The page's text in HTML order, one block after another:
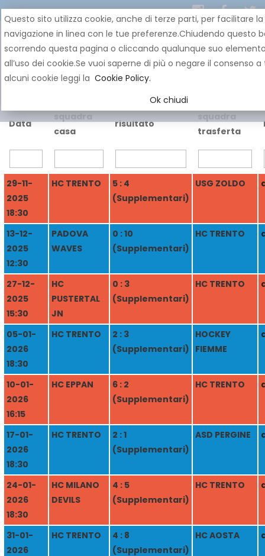
Data
squadra
casa
risultato
squadra
trasferta
29-11-
2025
18:30
HC TRENTO
5 : 4
(Supplementari)
USG ZOLDO
13-12-
2025
12:30
PADOVA
WAVES
0 : 10
(Supplementari)
HC TRENTO
27-12-
2025
15:30
HC
PUSTERTAL
JN
0 : 3
(Supplementari)
HC TRENTO
05-01-
2026
18:30
HC TRENTO
2 : 3
(Supplementari)
HOCKEY
FIEMME
10-01-
2026
16:15
HC EPPAN
6 : 2
(Supplementari)
HC TRENTO
17-01-
2026
18:30
HC TRENTO
2 : 1
(Supplementari)
ASD PERGINE
24-01-
2026
18:30
HC MILANO
DEVILS
4 : 5
(Supplementari)
HC TRENTO
31-01-
2026
HC TRENTO
4 : 8
(Supplementari)
HC AOSTA
Questo sito utilizza cookie, anche di terze parti, per facilitare
navigazione in linea con le tue preferenze.Chiudendo questo
scorrendo questa pagina o cliccando qualunque suo
all’uso dei cookie.Se vuoi saperne di più o negare il consenso
alcuni cookie leggi la Cookie Policy.
Ok chiudi